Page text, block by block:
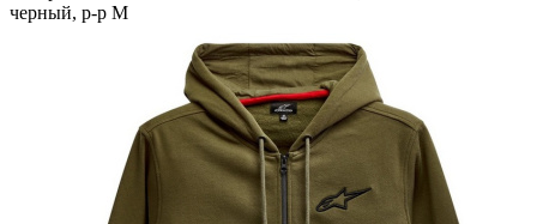
черный, р-р M